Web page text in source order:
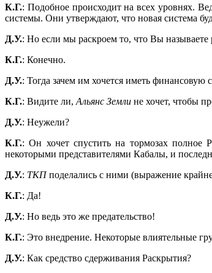
К.Г.: Подобное происходит на всех уровнях.
системы. Они утверждают, что новая система
Д.У.: Но если мы раскроем то, что Вы называете
К.Г.: Конечно.
Д.У.: Тогда зачем им хочется иметь финансовую
К.Г.: Видите ли,Альянс Земли не хочет, чтобы
Д.У.: Неужели?
К.Г.: Он хочет спустить на тормозах полное
некоторыми представителями Кабалы, и
Д.У.: ТКПподелались с ними (выражение
К.Г.: Да!
Д.У.: Но ведь это же предательство!
К.Г.: Это внедрение. Некоторые влиятельные
Д.У.: Как средство сдерживания Раскрытия?